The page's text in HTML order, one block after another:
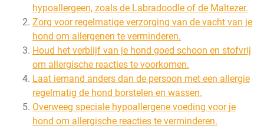
hypoallergeen, zoals de Labradoodle of de Maltezer.
Zorg voor regelmatige verzorging van de vacht van je
hond om allergenen te verminderen.
Houd het verblijf van je hond goed schoon en stofvrij
om allergische reacties te voorkomen.
Laat iemand anders dan de persoon met een allergie
regelmatig de hond borstelen en wassen.
Overweeg speciale hypoallergene voeding voor je
hond om allergische reacties te verminderen.